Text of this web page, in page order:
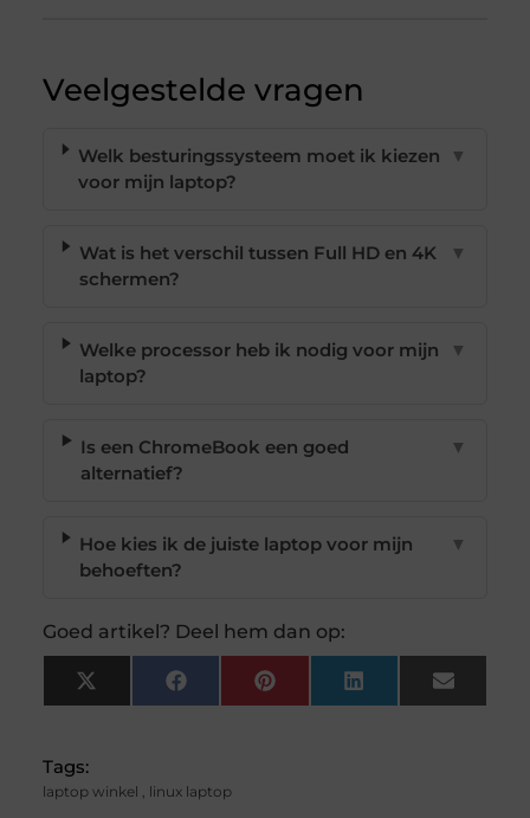
Veelgestelde vragen
Welk besturingssysteem moet ik kiezen
voor mijn laptop?
▼
Wat is het verschil tussen Full HD en 4K
schermen?
▼
Welke processor heb ik nodig voor mijn
laptop?
▼
Is een ChromeBook een goed
alternatief?
▼
Hoe kies ik de juiste laptop voor mijn
behoeften?
▼
Goed artikel? Deel hem dan op:
X
(Twitter)
FacebookPinterest LinkedIn Email
Tags:
laptop winkel , linux laptop